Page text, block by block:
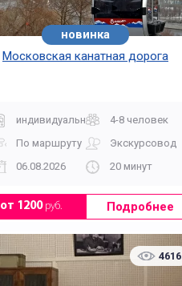
новинка
Московская канатная дорога
индивидуальная
4-8 человек
По маршруту
Экскурсовод
06.08.2026
20 минут
от 1200руб. Подробнее
4616